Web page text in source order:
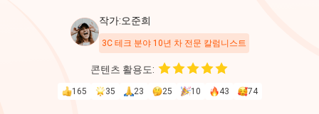
for iOS
작가:오준희
3C 테크 분야 10년 차 전문 칼럼니스트
콘텐츠 활용도:
165 35 23 25 10 43 74